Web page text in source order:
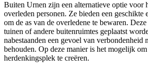
Buiten Urnen zijn een alternatieve optie voor
overleden personen. Ze bieden een geschikte
om de as van de overledene te bewaren.
tuinen of andere buitenruimtes geplaatst
nabestaanden een gevoel van verbondenheid
behouden. Op deze manier is het mogelijk
herdenkingsplek te creëren.